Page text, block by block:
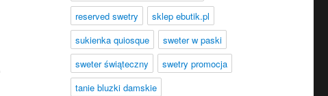
reserved swetry
sklep ebutik.pl
sukienka quiosque
sweter w paski
sweter świąteczny
swetry promocja
tanie bluzki damskie